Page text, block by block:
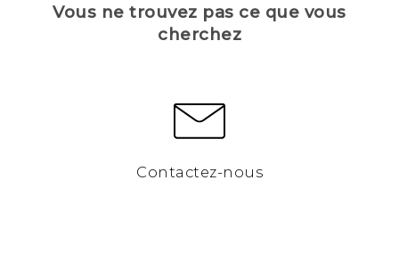
Vous ne trouvez pas ce que vous
cherchez
Contactez-nous